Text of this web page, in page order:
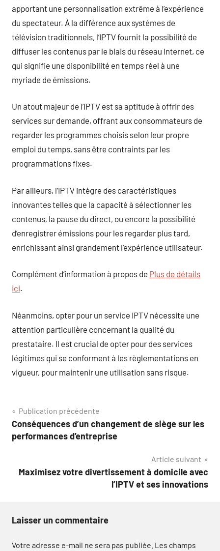
apportant une personnalisation extrême à l’expérience
du spectateur. À la différence aux systèmes de
télévision traditionnels, l’IPTV fournit la possibilité de
diffuser les contenus par le biais du réseau Internet, ce
qui signifie une disponibilité en temps réel à une
myriade de émissions.
Un atout majeur de l’IPTV est sa aptitude à offrir des
services sur demande, offrant aux consommateurs de
regarder les programmes choisis selon leur propre
emploi du temps, sans être contraints par les
programmations fixes.
Par ailleurs, l’IPTV intègre des caractéristiques
innovantes telles que la capacité à sélectionner les
contenus, la pause du direct, ou encore la possibilité
d’enregistrer émissions pour les regarder plus tard,
enrichissant ainsi grandement l’expérience utilisateur.
Complément d’information à propos de Plus de détails
ici.
Néanmoins, opter pour un service IPTV nécessite une
attention particulière concernant la qualité du
prestataire. Il est crucial de opter pour des services
légitimes qui se conforment à les règlementations en
vigueur, pour maintenir une utilisation sans risque.
Navigation
de
Publication précédente
Conséquences d’un changement de siège sur les
performances d’entreprise
Article suivant
Maximisez votre divertissement à domicile avec
l’IPTV et ses innovations
Laisser un commentaire
Votre adresse e-mail ne sera pas publiée. Les champs